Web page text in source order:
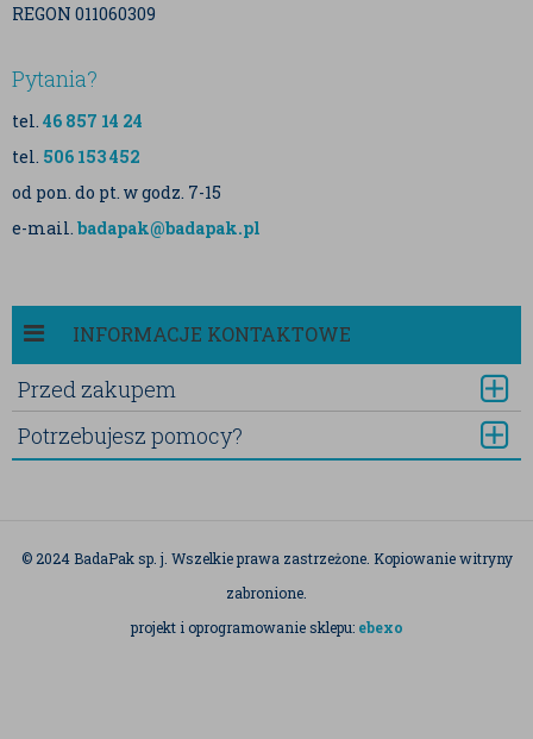
REGON 011060309
Pytania?
tel. 46 857 14 24
tel. 506 153 452
od pon. do pt. w godz. 7-15
e-mail. badapak@badapak.pl
INFORMACJE KONTAKTOWE
Przed zakupem
Potrzebujesz pomocy?
© 2024 BadaPak sp. j. Wszelkie prawa zastrzeżone. Kopiowanie witryny
zabronione.
projekt i oprogramowanie sklepu: ebexo